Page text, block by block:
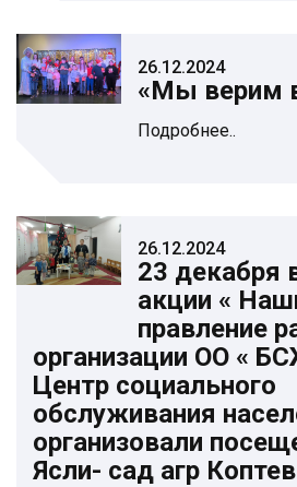
26.12.2024
«Мы верим
Подробнее..
26.12.2024
23 декабря
акции «
правление
организации ОО «
Центр социального
обслуживания
организовали
Ясли- сад агр